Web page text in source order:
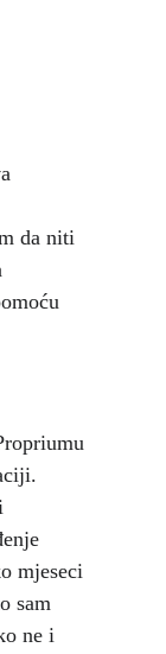
da niti
mjeseci
sam
ne i